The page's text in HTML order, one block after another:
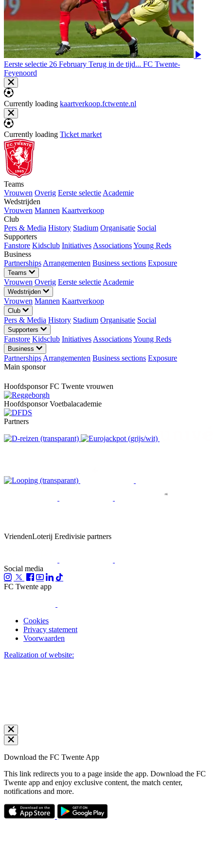
Eerste selectie 26 February Terug in de tijd... FC Twente-
Feyenoord
Currently loading kaartverkoop.fctwente.nl
Currently loading Ticket market
Teams
Vrouwen Overig Eerste selectie Academie
Wedstrijden
Vrouwen Mannen Kaartverkoop
Club
Pers & Media History Stadium Organisatie Social
Supporters
Fanstore Kidsclub Initiatives AssociationsYoung Reds
Business
Partnerships Arrangementen Business sections Exposure
Teams
Vrouwen Overig Eerste selectie Academie
Wedstrijden
Vrouwen Mannen Kaartverkoop
Club
Pers & Media History Stadium Organisatie Social
Supporters
Fanstore Kidsclub Initiatives AssociationsYoung Reds
Business
Partnerships Arrangementen Business sections Exposure
Main sponsor
Hoofdsponsor FC Twente vrouwen
Hoofdsponsor Voetbalacademie
Partners
VriendenLoterij Eredivisie partners
Social media
FC Twente app
Cookies
Privacy statement
Voorwaarden
Realization of website:
Download the FC Twente App
This link redirects you to a page inside the app. Download the FC
Twente app and enjoy exclusive content, the match center,
notifications and more.